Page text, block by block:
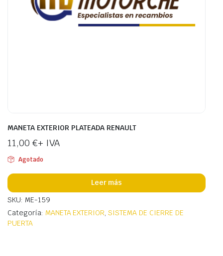
MANETA EXTERIOR PLATEADA RENAULT
11,00 €+ IVA
Agotado
Leer más
SKU: ME-159
Categoría: MANETA EXTERIOR ,SISTEMA DE CIERRE DE
PUERTA